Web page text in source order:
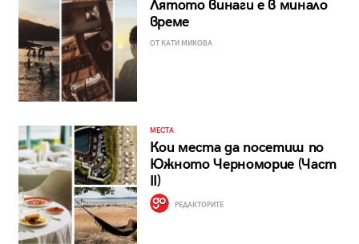
Лятото винаги е в минало
време
ОТ КАТИ МИКОВА
МЕСТА
Кои места да посетиш по
Южното Черноморие (Част
II)
РЕДАКТОРИТЕ